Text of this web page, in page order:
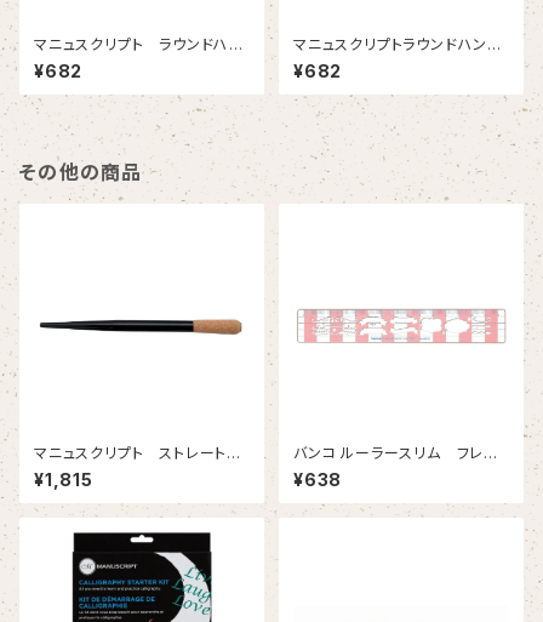
マニュスクリプト ラウンドハン
ド2-1/2 1.65mm 2本入
¥682
マニュスクリプトラウンドハンド
３ 1.35mm 2本入
¥682
その他の商品
マニュスクリプト ストレートホ
ルダー コルク
¥1,815
バンコ ルーラースリム フレー
ム
¥638